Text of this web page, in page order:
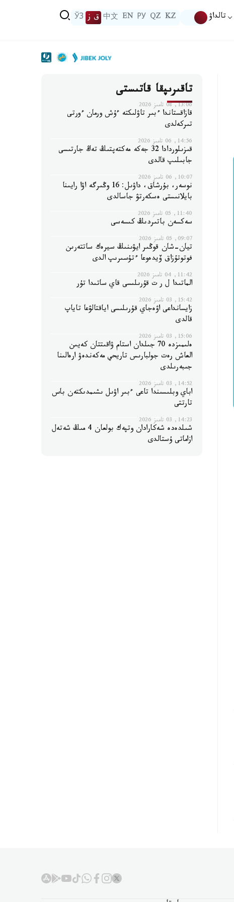
تالداۋ KZ
QZ
РУ
EN
中文 ق ز ЎЗ
تاقىرىپقا قاتىستى
13:06, 08 تامىز 2026
قازاقستاندا ءبىر تاۋلىكتە ءۇش ورمان ءورتى
تىركەلدى
14:56, 06 تامىز 2026
قىزىلوردادا 32 جەكە مەكتەپتىڭ تەڭ جارتىسى
جابىلىپ قالدى
10:07, 06 تامىز 2026
نوسەر، بۇرشاق، داۋىل: 16 وڭىرگە اۋا رايىنا
بايلانىستى ەسكەرتۋ جاسالدى
11:40, 05 تامىز 2026
سەكسەن باتىردىڭ كىسەسى
09:07, 05 تامىز 2026
تيان-شان قوڭىر ايۋىنىڭ سيرەك ساتتەرىن
فوتوتۇزاق ۆيدەوعا ءتۇسىرىپ الدى
11:42, 04 تامىز 2026
الماتىدا ل ر ت قۇرىلىسى قاي ساتىدا تۇر
15:42, 03 تامىز 2026
زايسانداعى اۋەجاي قۇرىلىسى اياقتالۋعا تاياپ
قالدى
15:06, 03 تامىز 2026
ەلىمىزدە 70 جىلدان استام ۋاقىتتان كەيىن
العاش رەت جولبارىس تاريحي مەكەندەۋ ارەالىنا
جىبەرىلدى
14:52, 03 تامىز 2026
اباي وبلىسىندا تاعى ءبىر اۋىل ىشىمدىكتەن باس
تارتتى
14:23, 03 تامىز 2026
شىلدەدە شەكارادان وتپەك بولعان 4 مىڭ شەتەل
ازاماتى ۇستالدى